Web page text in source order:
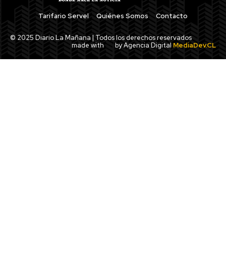
Tarifario Servel Quiénes Somos Contacto
© 2025 Diario La Mañana | Todos los derechos reservados
made with
by Agencia Digital MediaDev.CL